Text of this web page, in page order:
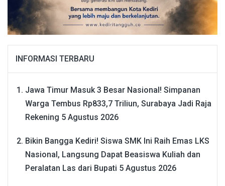
INFORMASI TERBARU
Jawa Timur Masuk 3 Besar Nasional! Simpanan
Warga Tembus Rp833,7 Triliun, Surabaya Jadi Raja
Rekening 5 Agustus 2026
Bikin Bangga Kediri! Siswa SMK Ini Raih Emas LKS
Nasional, Langsung Dapat Beasiswa Kuliah dan
Peralatan Las dari Bupati 5 Agustus 2026